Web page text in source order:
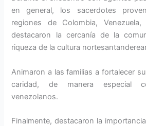
en general, los sacerdotes
regiones de Colombia,
destacaron la cercanía de la
riqueza de la cultura
Animaron a las familias a fortalecer
caridad, de manera especial
venezolanos.
Finalmente, destacaron la